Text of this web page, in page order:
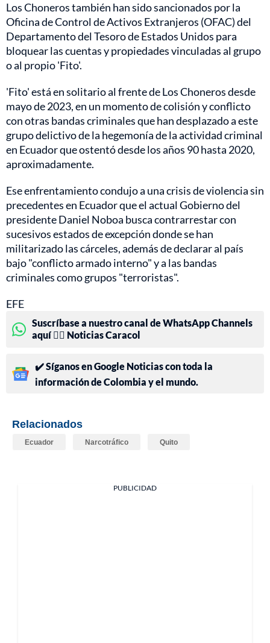
Los Choneros también han sido sancionados por la
Oficina de Control de Activos Extranjeros (OFAC) del
Departamento del Tesoro de Estados Unidos para
bloquear las cuentas y propiedades vinculadas al grupo
o al propio 'Fito'.
'Fito' está en solitario al frente de Los Choneros desde
mayo de 2023, en un momento de colisión y conflicto
con otras bandas criminales que han desplazado a este
grupo delictivo de la hegemonía de la actividad criminal
en Ecuador que ostentó desde los años 90 hasta 2020,
aproximadamente.
Ese enfrentamiento condujo a una crisis de violencia sin
precedentes en Ecuador que el actual Gobierno del
presidente Daniel Noboa busca contrarrestar con
sucesivos estados de excepción donde se han
militarizado las cárceles, además de declarar al país
bajo "conflicto armado interno" y a las bandas
criminales como grupos "terroristas".
EFE
Suscríbase a nuestro canal de WhatsApp Channels
aquí 👉🏻 Noticias Caracol
✔️ Síganos en Google Noticias con toda la
información de Colombia y el mundo.
Relacionados
Ecuador Narcotráfico Quito
PUBLICIDAD